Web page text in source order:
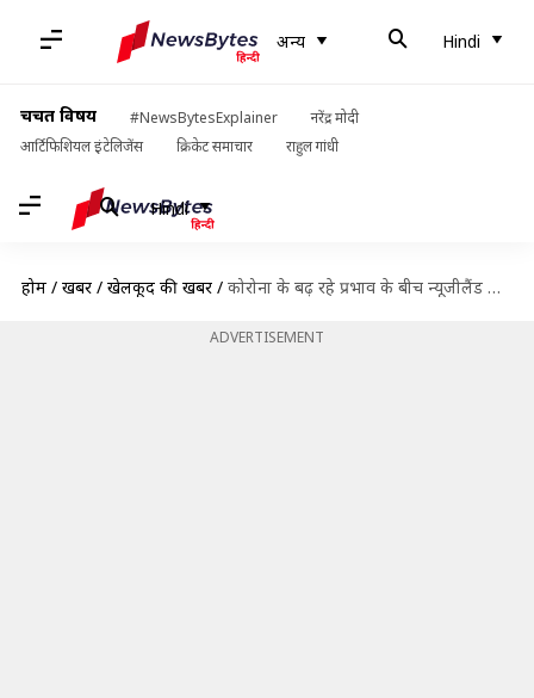
अन्य Hindi
चर्चित विषय #NewsBytesExplainer
नरेंद्र मोदी
आर्टिफिशियल इंटेलिजेंस
क्रिकेट समाचार राहुल गांधी
Hindi
होम / खबरें / खेलकूद की खबरें / कोरोना के बढ़ रहे प्रभाव के बीच न्यूजीलैंड क्रिकेट ने अपने कार्यक्रम में बदलाव किए
ADVERTISEMENT